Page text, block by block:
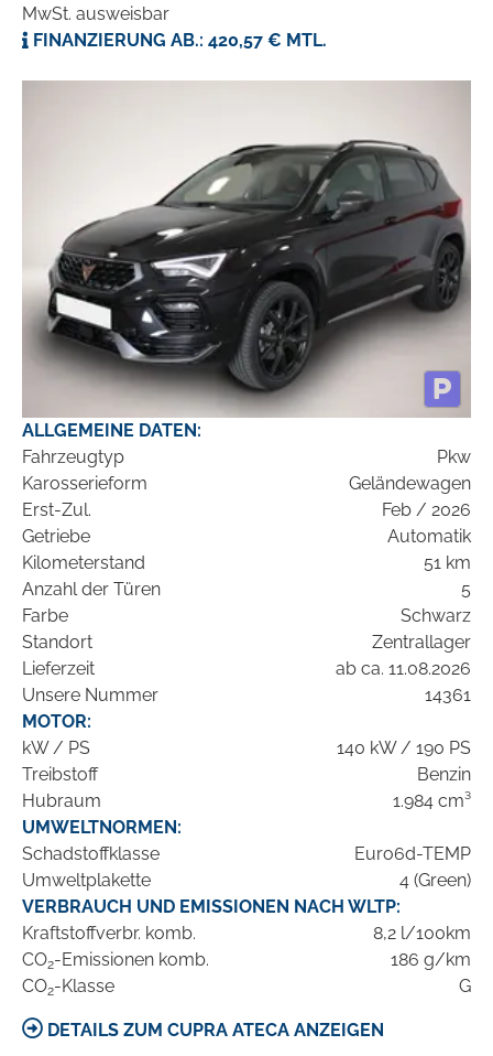
MwSt. ausweisbar
FINANZIERUNG AB.: 420,57 € MTL.
ALLGEMEINE DATEN:
Fahrzeugtyp
Pkw
Karosserieform
Geländewagen
Erst-Zul.
Feb / 2026
Getriebe
Automatik
Kilometerstand
51 km
Anzahl der Türen
5
Farbe
Schwarz
Standort
Zentrallager
Lieferzeit
ab ca. 11.08.2026
Unsere Nummer
14361
MOTOR:
kW / PS
140 kW / 190 PS
Treibstoff
Benzin
Hubraum
1.984 cm³
UMWELTNORMEN:
Schadstoffklasse
Euro6d-TEMP
Umweltplakette
4 (Green)
VERBRAUCH UND EMISSIONEN NACH WLTP:
Kraftstoffverbr. komb.
8,2 l/100km
CO2-Emissionen komb.
186 g/km
CO2-Klasse G
DETAILS ZUM CUPRA ATECA ANZEIGEN